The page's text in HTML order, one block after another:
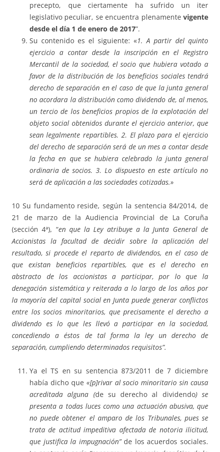
precepto, que ciertamente ha sufrido un iter
legislativo peculiar, se encuentra plenamente vigente
desde el día 1 de enero de 2017”.
Su contenido es el siguiente: «1. A partir del quinto
ejercicio a contar desde la inscripción en el Registro
Mercantil de la sociedad, el socio que hubiera votado a
favor de la distribución de los beneficios sociales tendrá
derecho de separación en el caso de que la junta general
no acordara la distribución como dividendo de, al menos,
un tercio de los beneficios propios de la explotación del
objeto social obtenidos durante el ejercicio anterior, que
sean legalmente repartibles. 2. El plazo para el ejercicio
del derecho de separación será de un mes a contar desde
la fecha en que se hubiera celebrado la junta general
ordinaria de socios. 3. Lo dispuesto en este artículo no
será de aplicación a las sociedades cotizadas.»
10 Su fundamento reside, según la sentencia 84/2014, de
21 de marzo de la Audiencia Provincial de La Coruña
(sección 4ª), “en que la Ley atribuye a la Junta General de
Accionistas la facultad de decidir sobre la aplicación del
resultado, si procede el reparto de dividendos, en el caso de
que existan beneficios repartibles, que es el derecho en
abstracto de los accionistas a participar, por lo que la
denegación sistemática y reiterada a lo largo de los años por
la mayoría del capital social en Junta puede generar conflictos
entre los socios minoritarios, que precisamente el derecho a
dividendo es lo que les llevó a participar en la sociedad,
concediendo a éstos de tal forma la ley un derecho de
separación, cumpliendo determinados requisitos”.
Ya el TS en su sentencia 873/2011 de 7 diciembre
había dicho que «[p]rivar al socio minoritario sin causa
acreditada alguna (de su derecho al dividendo) se
presenta a todas luces como una actuación abusiva, que
no puede obtener el amparo de los Tribunales, pues se
trata de actitud impeditiva afectada de notoria ilicitud,
que justifica la impugnación”de los acuerdos sociales.